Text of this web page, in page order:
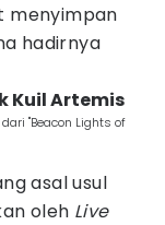
menyimpan
hadirnya
Kuil Artemis
"Beacon Lights of
asal usul
oleh Live